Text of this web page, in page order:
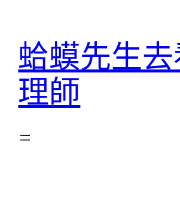
蛤蟆先生
理師